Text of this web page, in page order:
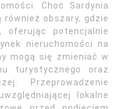
Choć Sardynia
obszary, gdzie
oferując potencjalnie
nieruchomości na
mogą się zmieniać w
turystycznego oraz
Przeprowadzenie
lokalne